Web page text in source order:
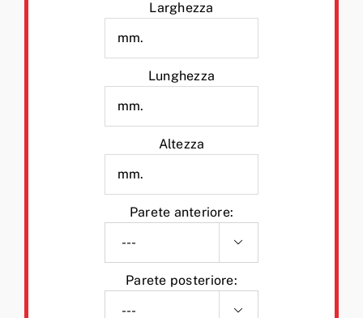
Larghezza
Lunghezza
Altezza
Parete anteriore:

Parete posteriore:
